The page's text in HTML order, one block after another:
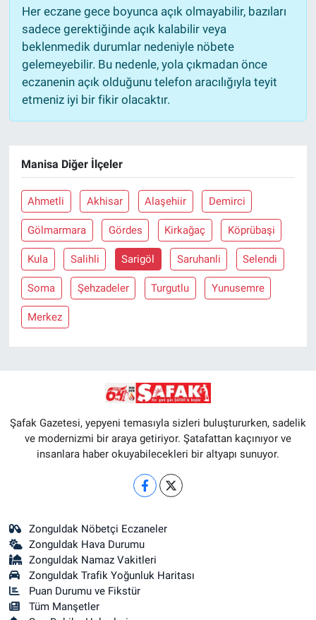
Her eczane gece boyunca açık olmayabilir, bazıları
sadece gerektiğinde açık kalabilir veya
beklenmedik durumlar nedeniyle nöbete
gelemeyebilir. Bu nedenle, yola çıkmadan önce
eczanenin açık olduğunu telefon aracılığıyla teyit
etmeniz iyi bir fikir olacaktır.
Manisa Diğer İlçeler
Ahmetli Akhisar Alaşehiir Demirci
Gölmarmara Gördes Kirkağaç Köprübaşi
Kula Salihli Sarigöl Saruhanli Selendi
Soma Şehzadeler Turgutlu Yunusemre
Merkez
Şafak Gazetesi, yepyeni temasıyla sizleri buluştururken, sadelik
ve modernizmi bir araya getiriyor. Şatafattan kaçınıyor ve
insanlara haber okuyabilecekleri bir altyapı sunuyor.
Zonguldak Nöbetçi Eczaneler
Zonguldak Hava Durumu
Zonguldak Namaz Vakitleri
Zonguldak Trafik Yoğunluk Haritası
Puan Durumu ve Fikstür
Tüm Manşetler